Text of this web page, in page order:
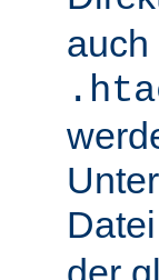
auch